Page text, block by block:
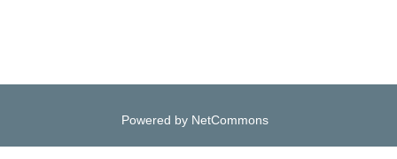
Powered by NetCommons